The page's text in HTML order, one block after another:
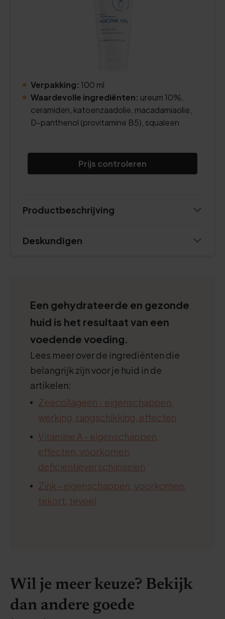
Verpakking: 100 ml
Waardevolle ingrediënten: ureum 10%,
ceramiden, katoenzaadolie, macadamiaolie,
D-panthenol (provitamine B5), squaleen
Prijs controleren
Productbeschrijving
Deskundigen
Een gehydrateerde en gezonde
huid is het resultaat van een
voedende voeding.
Lees meer over de ingrediënten die
belangrijk zijn voor je huid in de
artikelen:
Zeecollageen - eigenschappen,
werking, rangschikking, effecten
Vitamine A - eigenschappen,
effecten, voorkomen,
deficiëntieverschijnselen
Zink - eigenschappen, voorkomen,
tekort, teveel
Wil je meer keuze? Bekijk
dan andere goede